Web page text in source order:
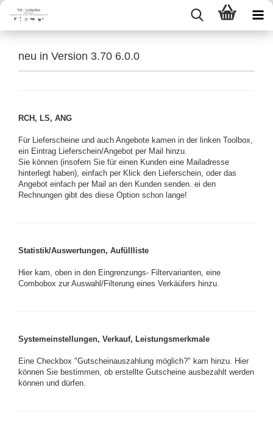
neu in Version 3.70 6.0.0
RCH, LS, ANG
Für Lieferscheine und auch Angebote kamen in der linken Toolbox,
ein Eintrag Lieferschein/Angebot per Mail hinzu.
Sie können (insofern Sie für einen Kunden eine Mailadresse
hinterlegt haben), einfach per Klick den Lieferschein, oder das
Angebot einfach per Mail an den Kunden senden. ei den
Rechnungen gibt des diese Option schon lange!
Statistik/Auswertungen, Aufüllliste
Hier kam, oben in den Eingrenzungs- Filtervarianten, eine
Combobox zur Auswahl/Filterung eines Verkäüfers hinzu.
Systemeinstellungen, Verkauf, Leistungsmerkmale
Eine Checkbox "Gutscheinauszahlung möglich?" kam hinzu. Hier
können Sie bestimmen, ob erstellte Gutscheine ausbezahlt werden
können und dürfen.